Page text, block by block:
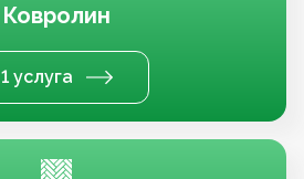
Ковролин
1 услуга